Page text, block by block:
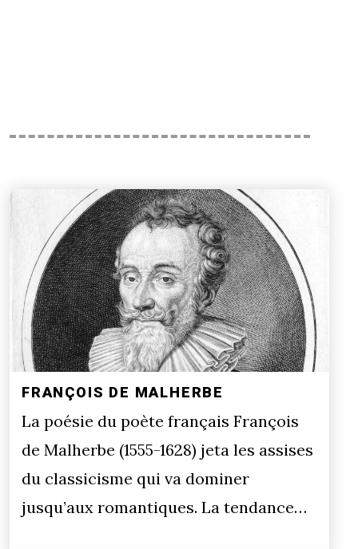
FRANÇOIS DE MALHERBE
La poésie du poète français François
de Malherbe (1555-1628) jeta les assises
du classicisme qui va dominer
jusqu’aux romantiques. La tendance…